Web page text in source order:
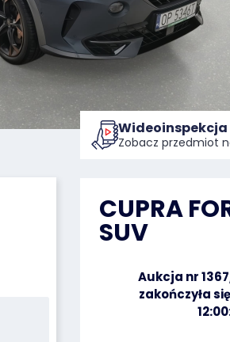
Wideoinspekcja
Zobacz przedmiot
CUPRA
SUV
Aukcja nr
zakończyła